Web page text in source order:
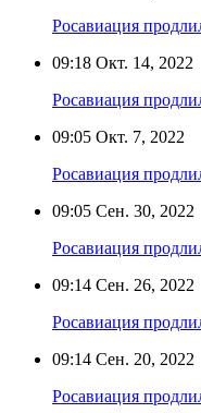
Росавиация
09:18 Окт. 14, 2022
Росавиация
09:05 Окт. 7, 2022
Росавиация
09:05 Сен. 30, 2022
Росавиация
09:14 Сен. 26, 2022
Росавиация
09:14 Сен. 20, 2022
Росавиация